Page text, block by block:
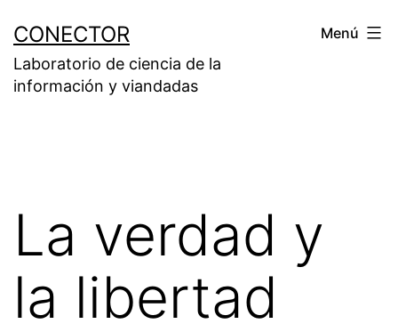
contenido
CONECTOR
Laboratorio de ciencia de la
información y viandadas
Menú
La verdad y
la libertad